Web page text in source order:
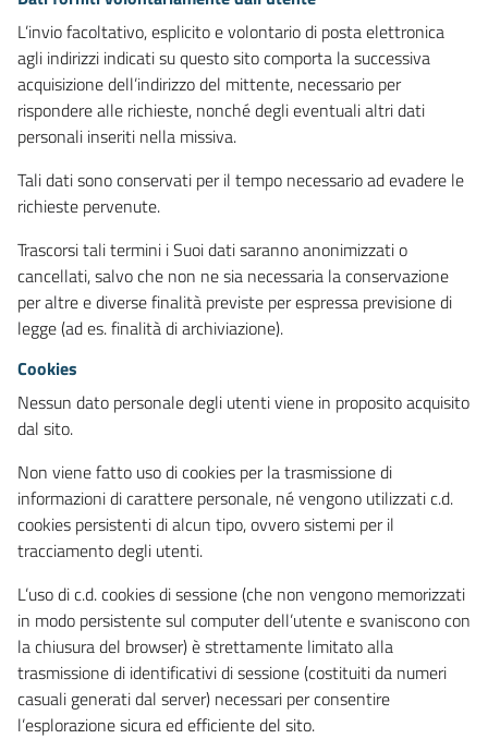
L’invio facoltativo, esplicito e volontario di posta elettronica
agli indirizzi indicati su questo sito comporta la successiva
acquisizione dell’indirizzo del mittente, necessario per
rispondere alle richieste, nonché degli eventuali altri dati
personali inseriti nella missiva.
Tali dati sono conservati per il tempo necessario ad evadere le
richieste pervenute.
Trascorsi tali termini i Suoi dati saranno anonimizzati o
cancellati, salvo che non ne sia necessaria la conservazione
per altre e diverse finalità previste per espressa previsione di
legge (ad es. finalità di archiviazione).
Cookies
Nessun dato personale degli utenti viene in proposito acquisito
dal sito.
Non viene fatto uso di cookies per la trasmissione di
informazioni di carattere personale, né vengono utilizzati c.d.
cookies persistenti di alcun tipo, ovvero sistemi per il
tracciamento degli utenti.
L’uso di c.d. cookies di sessione (che non vengono memorizzati
in modo persistente sul computer dell’utente e svaniscono con
la chiusura del browser) è strettamente limitato alla
trasmissione di identificativi di sessione (costituiti da numeri
casuali generati dal server) necessari per consentire
l’esplorazione sicura ed efficiente del sito.